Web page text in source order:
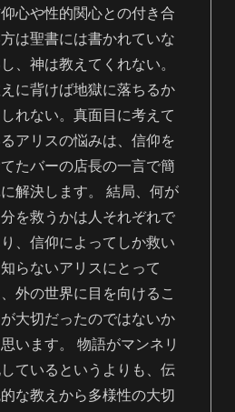
心や性的関心との付き合
は聖書には書かれていな
、神は教えてくれない。
に背けば地獄に落ちるか
しれない。真面目に考えて
アリスの悩みは、信仰を
たバーの店長の一言で簡
解決します。 結局、何が
分を救うかは人それぞれで
、信仰によってしか救い
らないアリスにとって
外の世界に目を向けるこ
が大切だったのではないか
います。 物語がマンネリ
ているというよりも、伝
な教えから多様性の大切